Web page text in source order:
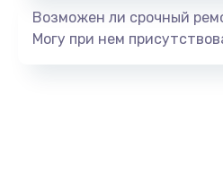
Возможен ли срочный
Могу при нем